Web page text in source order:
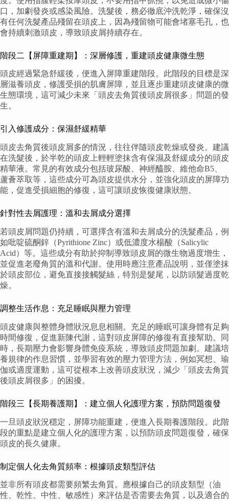
口，加劇發炎或感染風險。洗髮後，務必徹底沖洗乾淨，確保沒
有任何洗髮產品殘留在頭皮上，因為殘留物可能會堵塞毛孔，也
會持續刺激頭皮，導致頭皮屑持續存在。
階段二【屏障重建期】：深層修護，重建頭皮健康微生態
頭皮經過緊急舒緩後，便進入屏障重建階段。此階段的目標是深
層滋養頭皮，修護受損的肌膚屏障，並且逐步重建頭皮健康的微
生態環境，這可減少未來「頭皮去角質後頭皮屑很多」問題的發
生。
引入修護成分：保濕舒緩精華
頭皮去角質後頭皮屑多的情況，往往伴隨頭皮乾燥或發炎。建議
在洗髮後，於半乾的頭皮上輕輕塗抹含有保濕及舒緩成分的頭皮
精華液。常見的有效成分包括玻尿酸、神經醯胺、維他命B5、
蘆薈萃取等，這些成分可為頭皮提供水分，並強化頭皮的屏障功
能，促進受損細胞的修復，這可讓頭皮恢復健康狀態。
針對性去屑護理：溫和去屑成分選擇
若頭皮屑問題仍持續，可選擇含有溫和去屑成分的洗髮產品，例
如吡啶硫酮鋅（Pyrithione Zinc）或低濃度水楊酸（Salicylic
Acid）等。這些成分有助於抑制導致頭皮屑的微生物過度增生，
並促進老廢角質的溫和代謝。使用時應注意產品說明，並僅塗抹
於頭皮部位，避免直接接觸髮絲，特別是髮尾，以防頭髮過度乾
燥。
調整生活作息：充足睡眠與壓力管理
頭皮健康與整體身體狀況息息相關。充足的睡眠可讓身體有足夠
時間修復，促進新陳代謝，這對頭皮屏障的修復有直接幫助。同
時，長期壓力會影響身體免疫系統，導致頭皮問題加劇。建議培
養規律的作息習慣，並學習有效的壓力管理方法，例如冥想、瑜
伽或適度運動，這可從根本上改善頭皮狀況，減少「頭皮去角質
後頭皮屑很多」的困擾。
階段三【長期養護期】：建立個人化護理方案，預防問題復發
一旦頭皮狀況穩定，屏障功能重建，便進入長期養護階段。此階
段的重點是建立個人化的護理方案，以預防頭皮問題復發，確保
頭皮的長久健康。
制定個人化去角質頻率：根據頭皮類型評估
並非所有頭皮都需要頻繁去角質。應根據自己的頭皮類型（油
性、乾性、中性、敏感性）來評估是否需要去角質，以及適合的